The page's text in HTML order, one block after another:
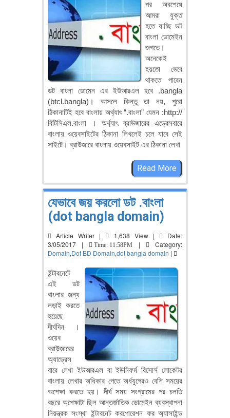
পর অবশেষে
আমরা যুক্ত
হতে যাচ্ছি ডট
বাংলা ডোমেইন
জগতে।
অনেকেই
হয়তো ভেবে
থাকতে পারেন
ডট বাংলা ডোমেন এর ইউআরএল হবে .bangla
(btcl.bangla)। আসলে কিন্তু তা নয়, পুরো
ঠিকানাটিই হবে বাংলায় অর্থ্যাৎ “.বাংলা” যেমন :http://
বিটিসিএল.বাংলা । অর্থ্যাৎ ব্রাউজারের এড্রেসবারে
বাংলায় ওয়েবসাইটের ঠিকানা লিখলেই চলে যাবে সেই
সাইটে। ব্রাউজারে বাংলায় ওয়েবসাইট এর ঠিকানা লেখা
Read More
যেভাবে জয় করলো ডট .বাংলা
(dot bangla domain)
Article Writer | 1,638 View |
Date:
3/05/2017 |
Time: 11:58PM |
Category:
Domain,Dot BD Domain,dot bangla domain |
ইন্টারনেটে
এই ডট
বাংলার জন্য
লড়াই করতে
হয়েছে
দীর্ঘদিন ।
ওয়েব
ব্রাউজারের
অ্যাড্রেস
বারে লেখা ইউআরএল বা ইউনিফর্ম রিসোর্স লোকেটর
বাংলায় লেখার অধিকার পেতে অর্ধযুগেরও বেশি সময়ের
অপেক্ষা করতে হয়। দীর্ঘ সময় সংগ্রামের পর চলতি
বছরে অপেক্ষাটা ছিল আন্তর্জাতিক ডোমেইন ব্যবস্থাপনা
নিয়ন্ত্রক সংস্থা ইন্টারনেট করপোরেশন ফর অ্যাসাইন্ড